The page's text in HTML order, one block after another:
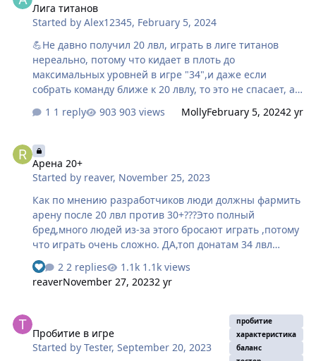
которых выбирают среди лучших бойцов PvP своего
класса.Здесь действуют ограничения, которые не
дают одному и тому же персонажу становиться
героем каждый месяц. В следующий раз получить это
звание возможно лишь спустя два месяца.
Лига титанов
Started byAlex12345, February 5, 2024
💪Не давно получил 20 лвл, играть в лиге титанов
нереально, потому что кидает в плоть до
максимальных уровней в игре "34",и даже если
собрать команду ближе к 20 лвлу, то это не спасает, а
нибудь, хотя-бы пусть подбор на 3+ лвл кидает, а так
1 reply 903 views MollyFebruary 5, 20242 yr
Арена 20+
Started by reaver, November 25, 2023
Как по мнению разработчиков люди должны фармить
арену после 20 лвл против 30+???Это полный
бред,много людей из-за этого бросают играть ,потому
что играть очень сложно. ДА,топ донатам 34 лвл
интересно убивать 20+ллв,потому вы ничего не
делаете с ареной
2 replies
1.1k views
reaverNovember 27, 20232 yr
Пробитие в игре
Started byTester,September 20, 2023
пробитие
характеристика
баланс